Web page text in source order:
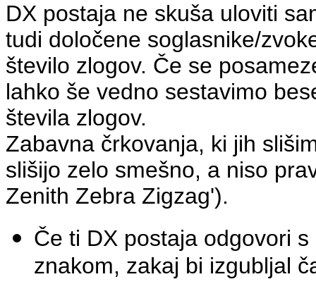
DX postaja ne skuša uloviti
tudi določene soglasnike/
število zlogov. Če se
lahko še vedno sestavimo
števila zlogov.
Zabavna črkovanja, ki jih
slišijo zelo smešno, a niso
Zenith Zebra Zigzag').
Če ti DX postaja odgovori
znakom, zakaj bi izgubljal